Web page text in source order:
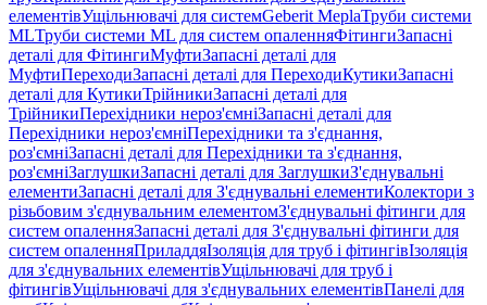
елементівУщільнювачі для системGeberit MeplaТруби системи
MLТруби системи ML для систем опаленняФітингиЗапасні
деталі для ФітингиМуфтиЗапасні деталі для
МуфтиПереходиЗапасні деталі для ПереходиКутикиЗапасні
деталі для КутикиТрійникиЗапасні деталі для
ТрійникиПерехідники нероз'ємніЗапасні деталі для
Перехідники нероз'ємніПерехідники та з'єднання,
роз'ємніЗапасні деталі для Перехідники та з'єднання,
роз'ємніЗаглушкиЗапасні деталі для ЗаглушкиЗ'єднувальні
елементиЗапасні деталі для З'єднувальні елементиКолектори з
різьбовим з'єднувальним елементомЗ'єднувальні фітинги для
систем опаленняЗапасні деталі для З'єднувальні фітинги для
систем опаленняПриладдяІзоляція для труб і фітингівІзоляція
для з'єднувальних елементівУщільнювачі для труб і
фітингівУщільнювачі для з'єднувальних елементівПанелі для